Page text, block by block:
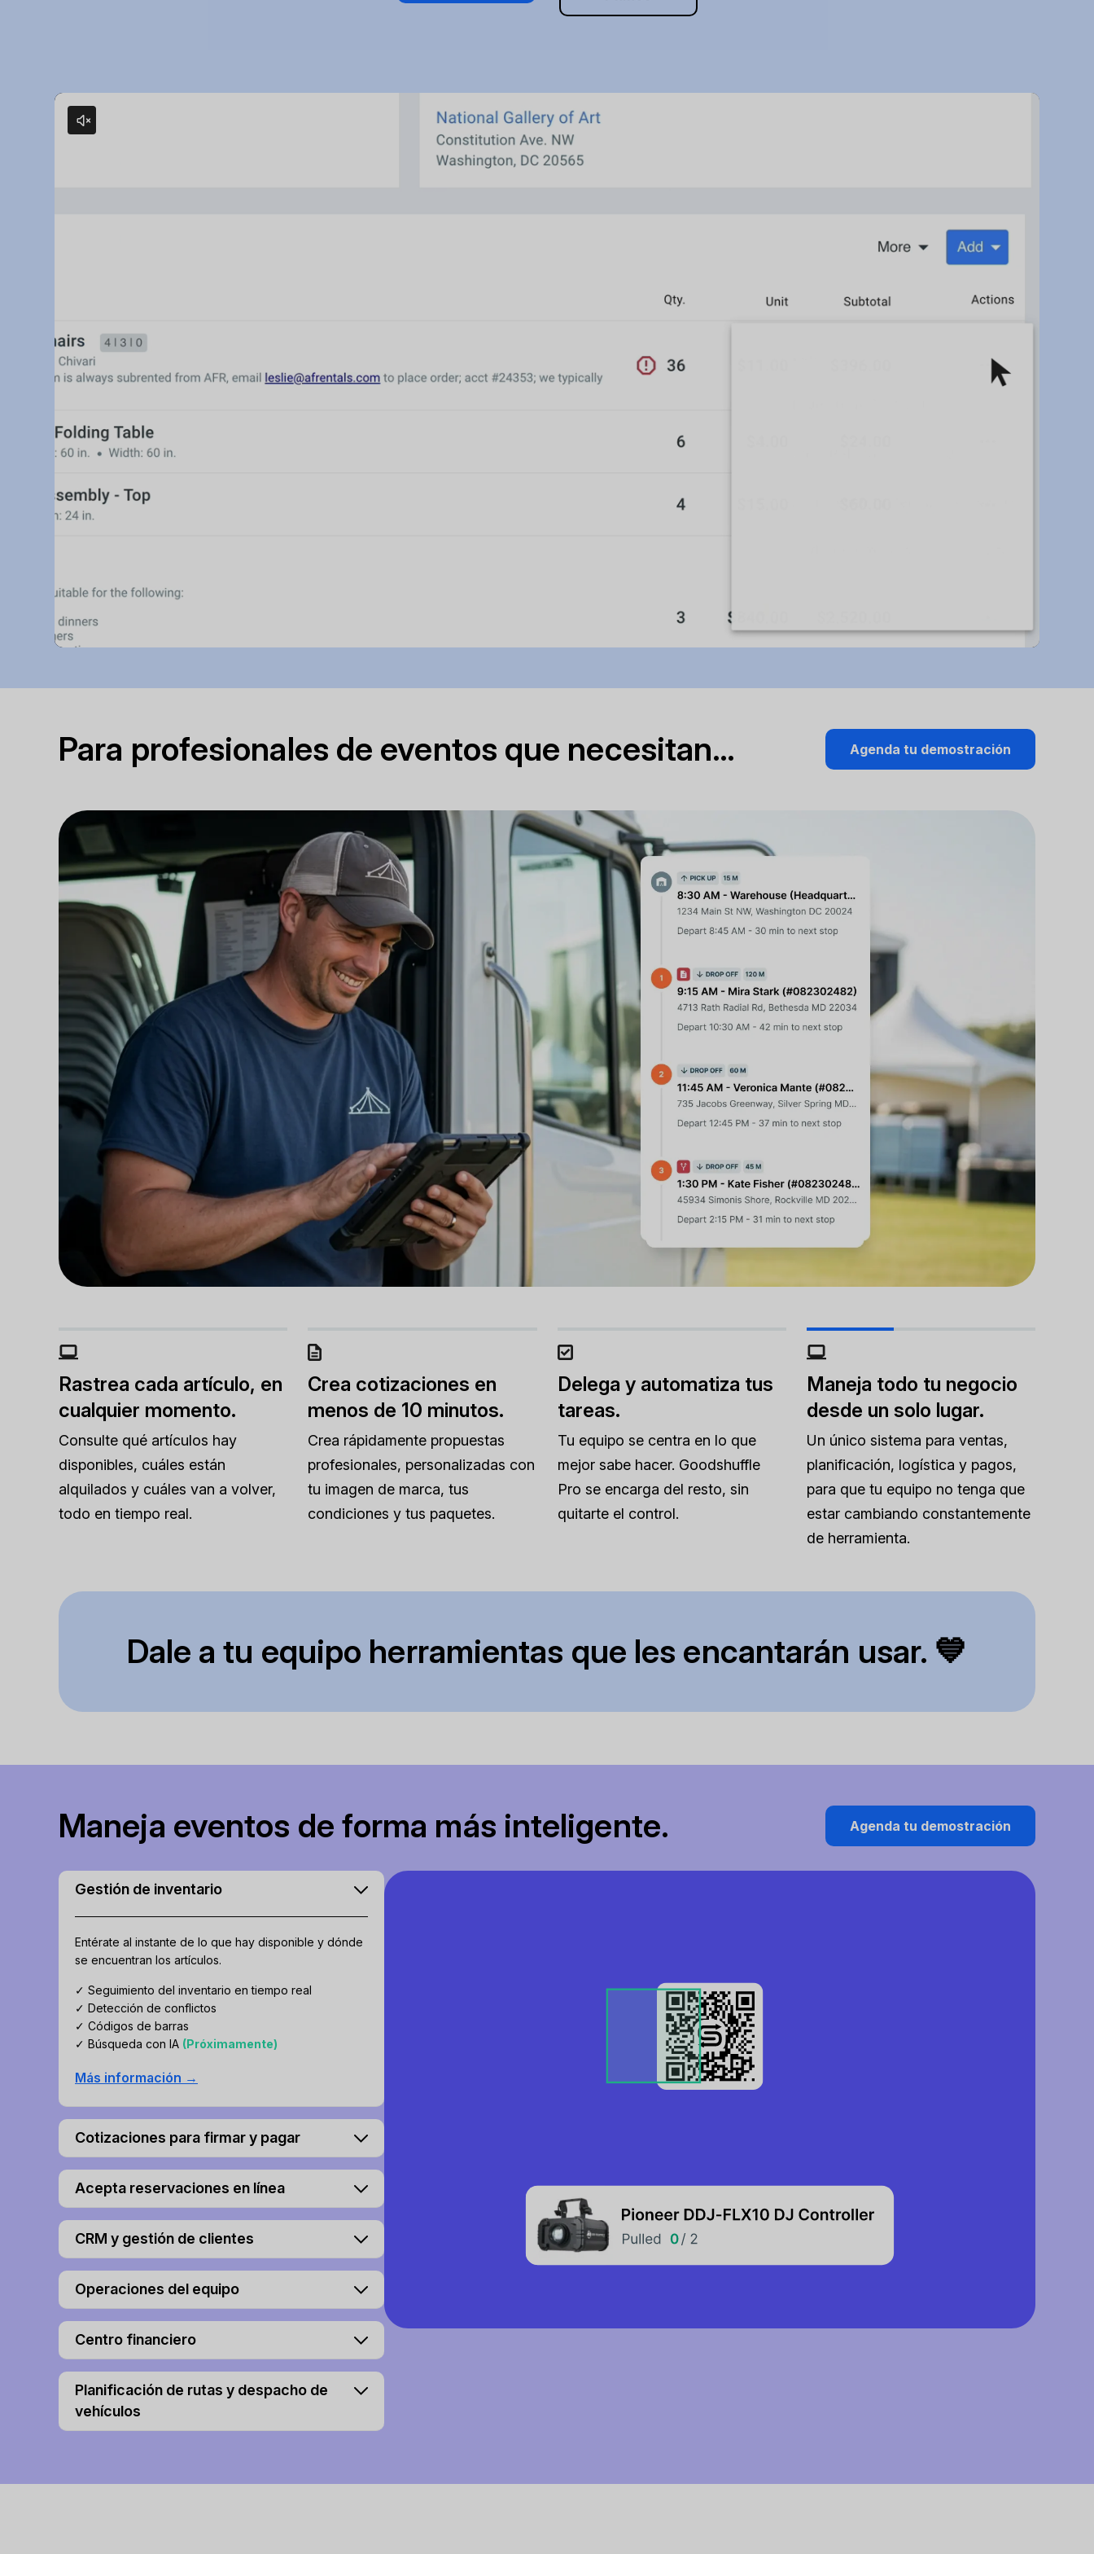
Para profesionales de eventos que necesitan… Agenda tu demostración
Rastrea cada artículo, en
cualquier momento.
Consulte qué artículos hay
disponibles, cuáles están
alquilados y cuáles van a volver,
todo en tiempo real.
Crea cotizaciones en
menos de 10 minutos.
Crea rápidamente propuestas
profesionales, personalizadas con
tu imagen de marca, tus
condiciones y tus paquetes.
Delega y automatiza tus
tareas.
Tu equipo se centra en lo que
mejor sabe hacer. Goodshuffle
Pro se encarga del resto, sin
quitarte el control.
Maneja todo tu negocio
desde un solo lugar.
Un único sistema para ventas,
planificación, logística y pagos,
para que tu equipo no tenga que
estar cambiando constantemente
de herramienta.
Dale a tu equipo herramientas que les encantarán usar. 💙
Maneja eventos de forma más inteligente. Agenda tu demostración
Gestión de inventario
Entérate al instante de lo que hay disponible y dónde
se encuentran los artículos.
✓ Seguimiento del inventario en tiempo real
✓ Detección de conflictos
✓ Códigos de barras
✓ Búsqueda con IA (Próximamente)
Más información →
Cotizaciones para firmar y pagar
Acepta reservaciones en línea
CRM y gestión de clientes
Operaciones del equipo
Centro financiero
Planificación de rutas y despacho de
vehículos